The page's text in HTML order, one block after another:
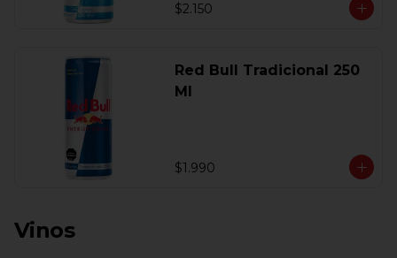
$2.150
Red Bull Tradicional 250
Ml
$1.990
Vinos